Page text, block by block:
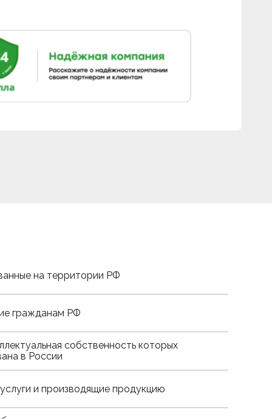
на территории РФ
гражданам РФ
собственность которых
в России
и производящие продукцию